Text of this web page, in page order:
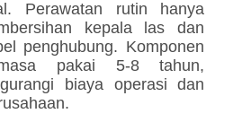
Perawatan rutin hanya
kepala las dan
penghubung. Komponen
pakai 5-8 tahun,
biaya operasi dan